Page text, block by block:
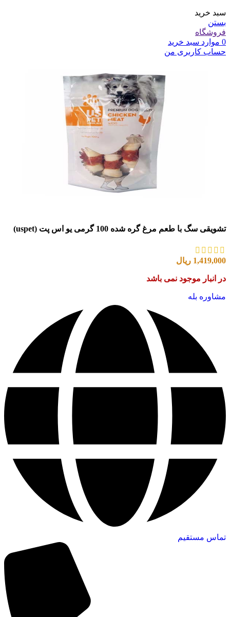
سبد خرید
بستن
فروشگاه
0 موارد سبد خرید
حساب کاربری من
تشویقی سگ با طعم مرغ گره شده 100 گرمی یو اس پت (uspet)
1,419,000 ریال
در انبار موجود نمی باشد
مشاوره بله
تماس مستقیم